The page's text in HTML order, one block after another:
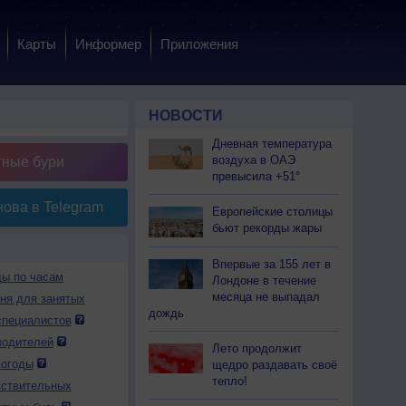
Карты Информер Приложения
бури
в Telegram
по часам
для занятых
НОВОСТИ
Дневная температура
воздуха в ОАЭ
превысила +51°
Европейские столицы
бьют рекорды жары
Впервые за 155 лет в
Лондоне в течение
месяца не выпадал
дождь
Лето продолжит
щедро раздавать своё
тепло!